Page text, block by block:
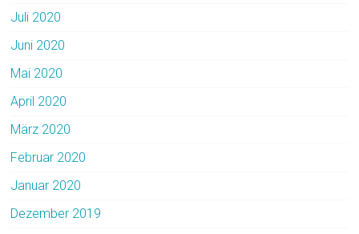
Juli 2020
Juni 2020
Mai 2020
April 2020
März 2020
Februar 2020
Januar 2020
Dezember 2019